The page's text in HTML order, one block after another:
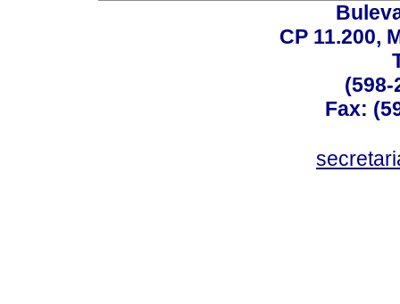
CP 11.200,
(598-
Fax: